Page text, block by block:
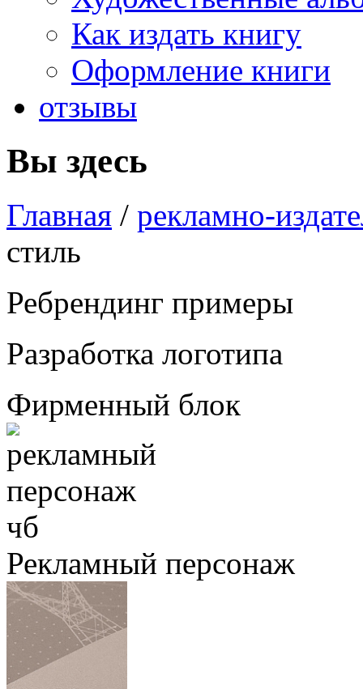
Как издать книгу
Оформление книги
отзывы
Вы здесь
Главная / рекламно-
стиль
Ребрендинг примеры
Разработка логотипа
Фирменный блок
Рекламный персонаж